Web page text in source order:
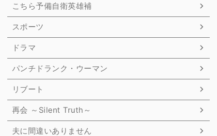
こちら予備自衛英雄補
スポーツ
ドラマ
パンチドランク・ウーマン
リブート
再会 ～Silent Truth～
夫に間違いありません